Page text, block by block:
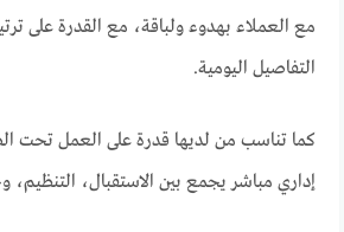
مع العملاء بهدوء ولباقة، مع القدرة على
التفاصيل اليومية.
كما تناسب من لديها قدرة على العمل تحت
إداري مباشر يجمع بين الاستقبال، التنظيم،